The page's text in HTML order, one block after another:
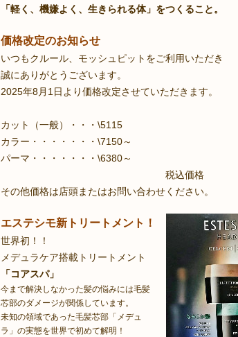
「軽く、機嫌よく、生きられる体」をつくること。
価格改定のお知らせ
いつもクルール、モッシュピットをご利用いただき
誠にありがとうございます。
2025年8月1日より価格改定させていただきます。
カット（一般）・・・\5115
カラー・・・・・・・\7150～
パーマ・・・・・・・\6380～
税込価格
その他価格は店頭またはお問い合わせください。
エステシモ新トリートメント！
世界初！！
メデュラケア搭載トリートメント
「コアスパ」
今まで解決しなかった髪の悩みには毛髪
芯部のダメージが関係しています。
未知の領域であった毛髪芯部「メデュ
ラ」の実態を世界で初めて解明！